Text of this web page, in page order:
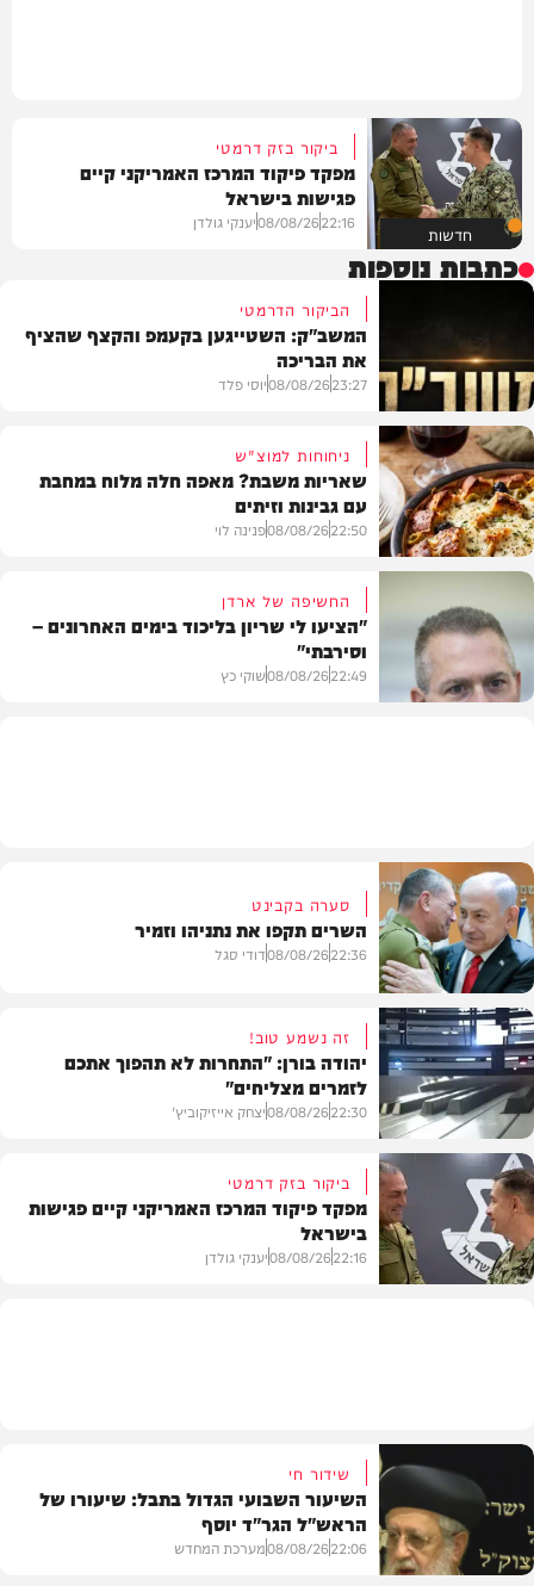
חדשות
ביקור בזק דרמטי
מפקד פיקוד המרכז האמריקני קיים
פגישות בישראל
22:16
08/08/26יענקי גולדן
כתבות נוספות
המשב"ק
הביקור הדרמטי
המשב"ק: השטייגען בקעמפ והקצף שהציף
את הבריכה
23:27
08/08/26יוסי פלד
מתכונים
ניחוחות למוצ"ש
שאריות משבת? מאפה חלה מלוח במחבת
עם גבינות וזיתים
22:50
08/08/26פנינה לוי
החשיפה של ארדן
"הציעו לי שריון בליכוד בימים האחרונים –
וסירבתי"
22:49
08/08/26שוקי כץ
מדיני
סערה בקבינט
השרים תקפו את נתניהו וזמיר
22:36
08/08/26דודי סגל
חדשות
זה נשמע טוב!
יהודה בורן: "התחרות לא תהפוך אתכם
לזמרים מצליחים"
22:30
08/08/26יצחק אייזיקוביץ'
ביקור בזק דרמטי
מפקד פיקוד המרכז האמריקני קיים פגישות
בישראל
22:16
08/08/26יענקי גולדן
שידור חי
השיעור השבועי הגדול בתבל: שיעורו של
הראש"ל הגר"ד יוסף
22:06
08/08/26מערכת המחדש